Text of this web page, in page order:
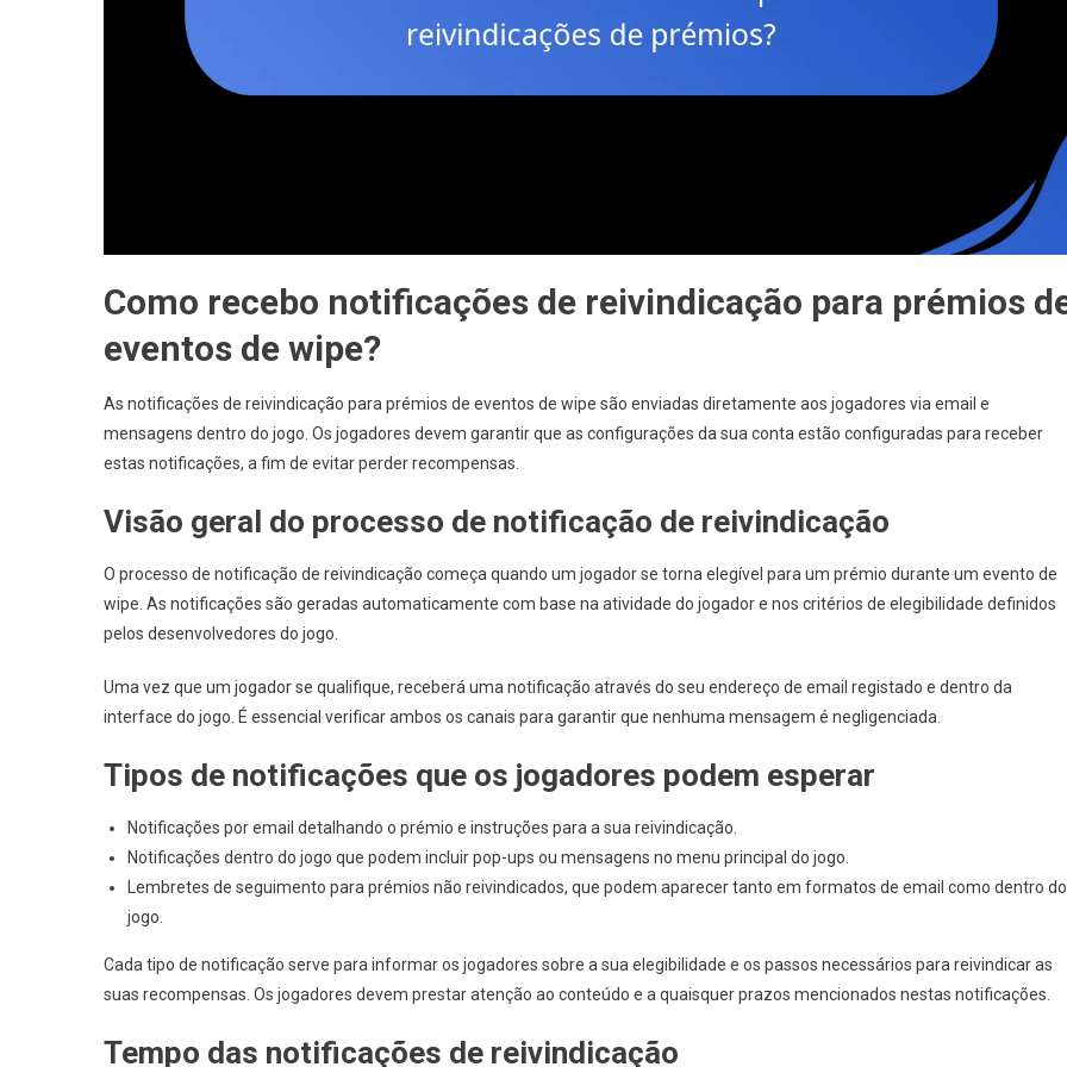
Como recebo notificações de reivindicação para prémios
eventos de wipe?
As notificações de reivindicação para prémios de eventos de wipe são enviadas diretamente aos jogadores via email e
mensagens dentro do jogo. Os jogadores devem garantir que as configurações da sua conta estão configuradas para receber
estas notificações, a fim de evitar perder recompensas.
Visão geral do processo de notificação de reivindicação
O processo de notificação de reivindicação começa quando um jogador se torna elegível para um prémio durante um evento de
wipe. As notificações são geradas automaticamente com base na atividade do jogador e nos critérios de elegibilidade definidos
pelos desenvolvedores do jogo.
Uma vez que um jogador se qualifique, receberá uma notificação através do seu endereço de email registado e dentro da
interface do jogo. É essencial verificar ambos os canais para garantir que nenhuma mensagem é negligenciada.
Tipos de notificações que os jogadores podem esperar
Notificações por email detalhando o prémio e instruções para a sua reivindicação.
Notificações dentro do jogo que podem incluir pop-ups ou mensagens no menu principal do jogo.
Lembretes de seguimento para prémios não reivindicados, que podem aparecer tanto em formatos de email como dentro do
jogo.
Cada tipo de notificação serve para informar os jogadores sobre a sua elegibilidade e os passos necessários para reivindicar as
suas recompensas. Os jogadores devem prestar atenção ao conteúdo e a quaisquer prazos mencionados nestas notificações.
Tempo das notificações de reivindicação